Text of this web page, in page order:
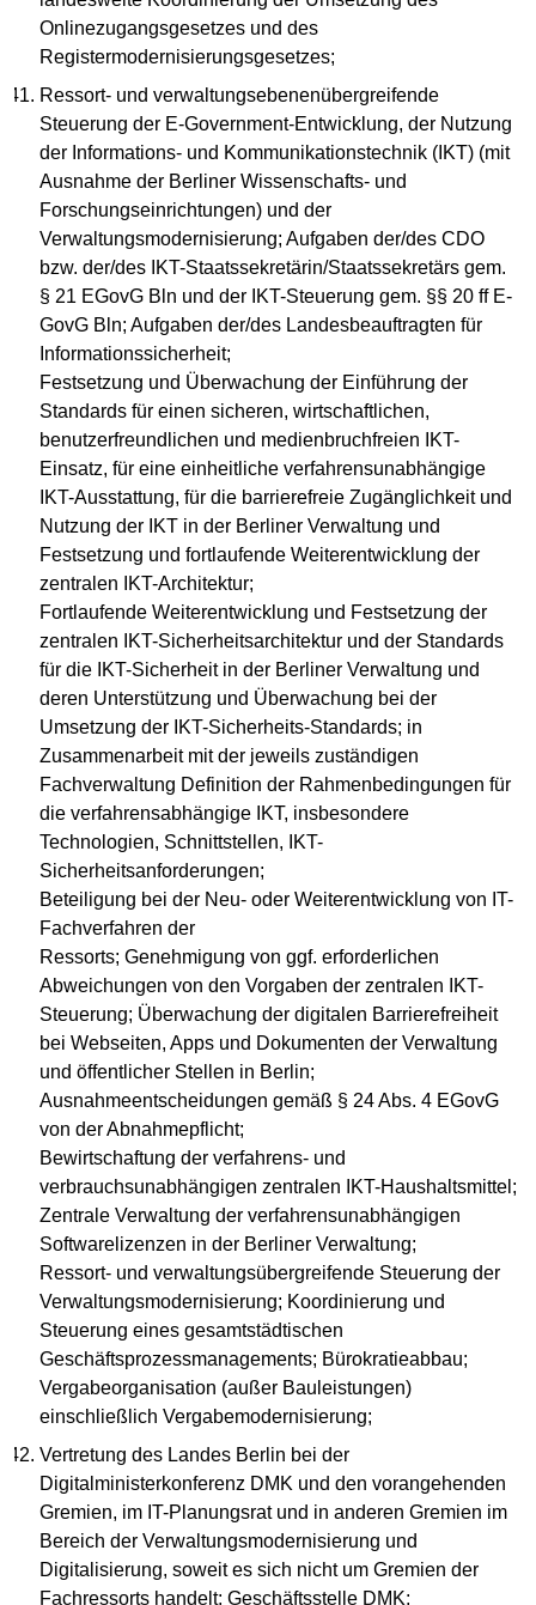
Onlinezugangsgesetzes und des
Registermodernisierungsgesetzes;
Ressort- und verwaltungsebenenübergreifende
Steuerung der E-Government-Entwicklung, der Nutzung
der Informations- und Kommunikationstechnik (IKT) (mit
Ausnahme der Berliner Wissenschafts- und
Forschungseinrichtungen) und der
Verwaltungsmodernisierung; Aufgaben der/des CDO
bzw. der/des IKT-Staatssekretärin/Staatssekretärs gem.
§ 21 EGovG Bln und der IKT-Steuerung gem. §§ 20 ff E-
GovG Bln; Aufgaben der/des Landesbeauftragten für
Informationssicherheit;
Festsetzung und Überwachung der Einführung der
Standards für einen sicheren, wirtschaftlichen,
benutzerfreundlichen und medienbruchfreien IKT-
Einsatz, für eine einheitliche verfahrensunabhängige
IKT-Ausstattung, für die barrierefreie Zugänglichkeit und
Nutzung der IKT in der Berliner Verwaltung und
Festsetzung und fortlaufende Weiterentwicklung der
zentralen IKT-Architektur;
Fortlaufende Weiterentwicklung und Festsetzung der
zentralen IKT-Sicherheitsarchitektur und der Standards
für die IKT-Sicherheit in der Berliner Verwaltung und
deren Unterstützung und Überwachung bei der
Umsetzung der IKT-Sicherheits-Standards; in
Zusammenarbeit mit der jeweils zuständigen
Fachverwaltung Definition der Rahmenbedingungen für
die verfahrensabhängige IKT, insbesondere
Technologien, Schnittstellen, IKT-
Sicherheitsanforderungen;
Beteiligung bei der Neu- oder Weiterentwicklung von IT-
Fachverfahren der
Ressorts; Genehmigung von ggf. erforderlichen
Abweichungen von den Vorgaben der zentralen IKT-
Steuerung; Überwachung der digitalen Barrierefreiheit
bei Webseiten, Apps und Dokumenten der Verwaltung
und öffentlicher Stellen in Berlin;
Ausnahmeentscheidungen gemäß § 24 Abs. 4 EGovG
von der Abnahmepflicht;
Bewirtschaftung der verfahrens- und
verbrauchsunabhängigen zentralen IKT-Haushaltsmittel;
Zentrale Verwaltung der verfahrensunabhängigen
Softwarelizenzen in der Berliner Verwaltung;
Ressort- und verwaltungsübergreifende Steuerung der
Verwaltungsmodernisierung; Koordinierung und
Steuerung eines gesamtstädtischen
Geschäftsprozessmanagements; Bürokratieabbau;
Vergabeorganisation (außer Bauleistungen)
einschließlich Vergabemodernisierung;
Vertretung des Landes Berlin bei der
Digitalministerkonferenz DMK und den vorangehenden
Gremien, im IT-Planungsrat und in anderen Gremien im
Bereich der Verwaltungsmodernisierung und
Digitalisierung, soweit es sich nicht um Gremien der
Fachressorts handelt; Geschäftsstelle DMK;